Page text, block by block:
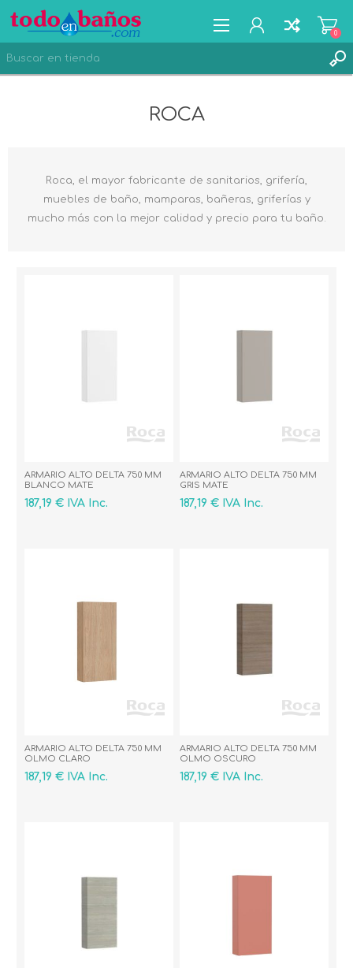
FORMULARIO DE REGISTRO
0
ROCA
Roca, el mayor fabricante de sanitarios, grifería,
muebles de baño, mamparas, bañeras, griferías y
mucho más con la mejor calidad y precio para tu baño.
ARMARIO ALTO DELTA 750 MM
BLANCO MATE
187,19 € IVA Inc.
ARMARIO ALTO DELTA 750 MM
GRIS MATE
187,19 € IVA Inc.
ARMARIO ALTO DELTA 750 MM
OLMO CLARO
187,19 € IVA Inc.
ARMARIO ALTO DELTA 750 MM
OLMO OSCURO
187,19 € IVA Inc.